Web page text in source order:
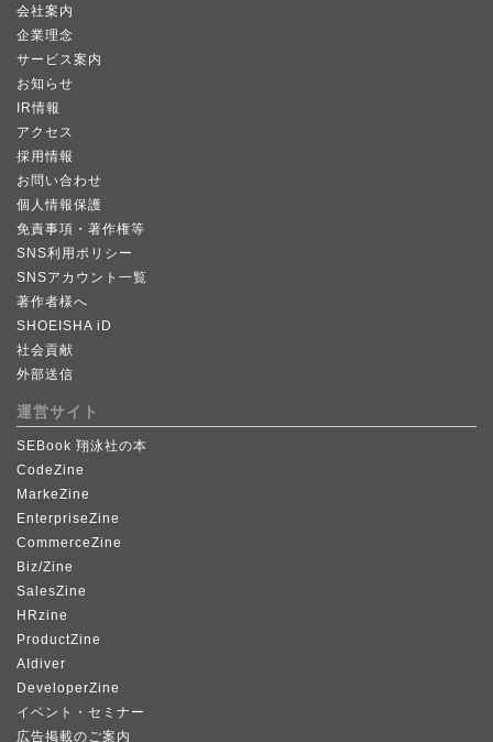
会社案内
企業理念
サービス案内
お知らせ
IR情報
アクセス
採用情報
お問い合わせ
個人情報保護
免責事項・著作権等
SNS利用ポリシー
SNSアカウント一覧
著作者様へ
SHOEISHA iD
社会貢献
外部送信
運営サイト
SEBook 翔泳社の本
CodeZine
MarkeZine
EnterpriseZine
CommerceZine
Biz/Zine
SalesZine
HRzine
ProductZine
AIdiver
DeveloperZine
イベント・セミナー
広告掲載のご案内